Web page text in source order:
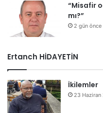
“Misafir
mı?”
2 gün önce
Ertanch HİDAYETİN
İkilemler
23